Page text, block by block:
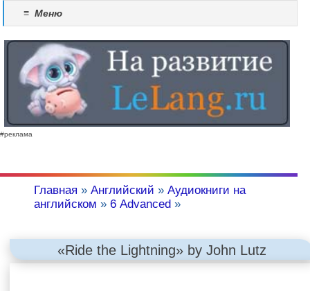
≡ Меню
#реклама
Главная »Английский »Аудиокниги на
английском »6 Advanced »
«Ride the Lightning» by John Lutz